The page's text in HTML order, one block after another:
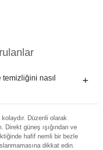
temizliğini nasıl
Düzenli olarak
güneş ışığından ve
hafif nemli bir bezle
dikkat edin.